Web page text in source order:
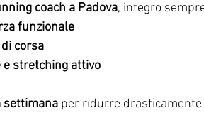
coach a Padova, integro
funzionale
corsa
stretching attivo
settimana per ridurre